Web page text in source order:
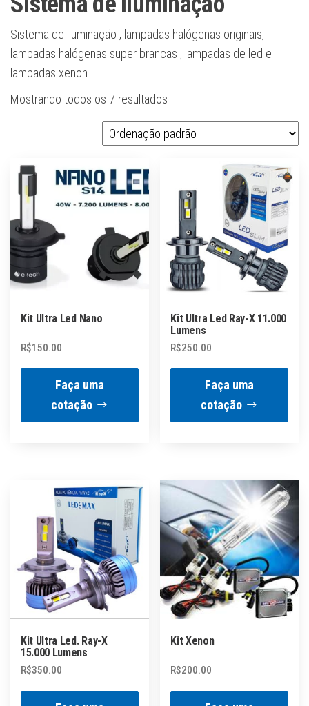
Sistema de iluminação , lampadas halógenas originais,
lampadas halógenas super brancas , lampadas de led e
lampadas xenon.
Mostrando todos os 7 resultados
Kit Ultra Led Nano
R$150.00
Faça uma
cotação
Kit Ultra Led Ray-X 11.000
Lumens
R$250.00
Faça uma
cotação
Kit Ultra Led. Ray-X
15.000 Lumens
R$350.00
Kit Xenon
R$200.00